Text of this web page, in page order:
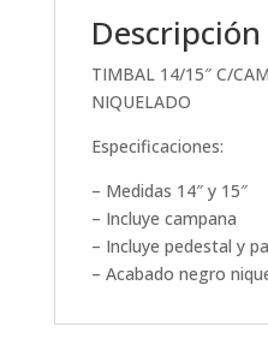
Descripción
TIMBAL 14/15″ C/
NIQUELADO
Especificaciones:
– Medidas 14″ y 15″
– Incluye campana
– Incluye pedestal y
– Acabado negro